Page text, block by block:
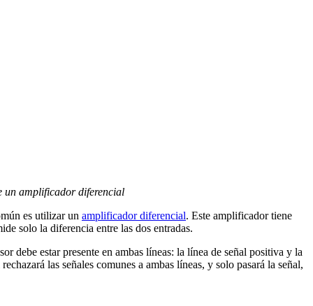
un amplificador diferencial
es utilizar un amplificador diferencial. Este amplificador tiene
solo la diferencia entre las dos entradas.
debe estar presente en ambas líneas: la línea de señal positiva y la
las señales comunes a ambas líneas, y solo pasará la señal,